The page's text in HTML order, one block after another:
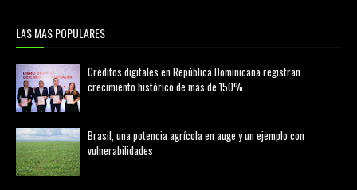
LAS MAS POPULARES
Créditos digitales en República Dominicana registran
crecimiento histórico de más de 150%
Brasil, una potencia agrícola en auge y un ejemplo con
vulnerabilidades